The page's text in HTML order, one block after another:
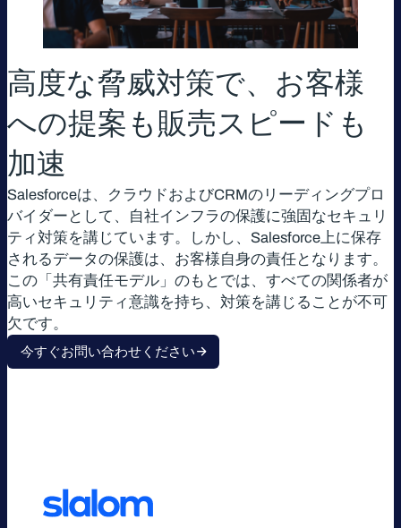
高度な脅威対策で、お客様
への提案も販売スピードも
加速
Salesforceは、クラウドおよびCRMのリーディングプロ
バイダーとして、自社インフラの保護に強固なセキュリ
ティ対策を講じています。しかし、Salesforce上に保存
されるデータの保護は、お客様自身の責任となります。
この「共有責任モデル」のもとでは、すべての関係者が
高いセキュリティ意識を持ち、対策を講じることが不可
欠です。
今すぐお問い合わせください